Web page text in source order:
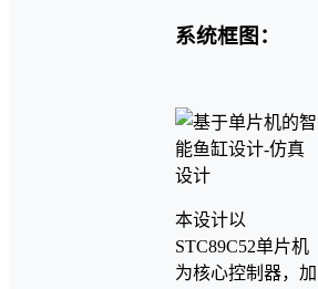
系统框图：
本设计以
STC89C52单片机
为核心控制器，加